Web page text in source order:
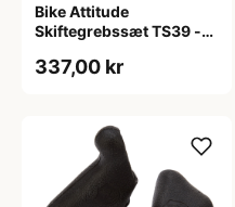
Bike Attitude
Skiftegrebssæt TS39 -
337,00 kr